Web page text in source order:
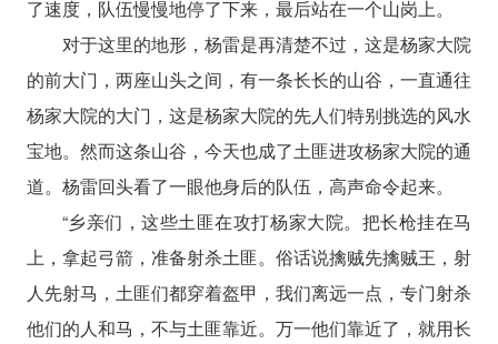
了速度，队伍慢慢地停了下来，最后站在一个山岗上。
对于这里的地形，杨雷是再清楚不过，这是杨家大院
的前大门，两座山头之间，有一条长长的山谷，一直通往
杨家大院的大门，这是杨家大院的先人们特别挑选的风水
宝地。然而这条山谷，今天也成了土匪进攻杨家大院的通
道。杨雷回头看了一眼他身后的队伍，高声命令起来。
“乡亲们，这些土匪在攻打杨家大院。把长枪挂在马
上，拿起弓箭，准备射杀土匪。俗话说擒贼先擒贼王，射
人先射马，土匪们都穿着盔甲，我们离远一点，专门射杀
他们的人和马，不与土匪靠近。万一他们靠近了，就用长